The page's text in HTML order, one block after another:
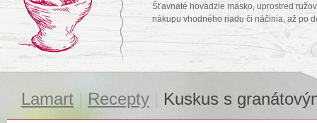
Šťavnaté hovädzie mäsko, uprostred
nákupu vhodného riadu či náčinia, až po
Lamart Recepty Kuskus s